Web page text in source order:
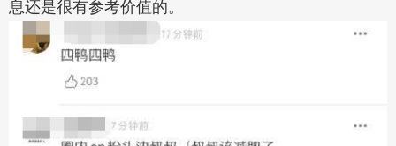
息还是很有参考价值的。